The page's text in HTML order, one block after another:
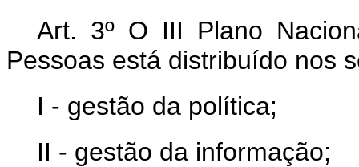
Art. 3º O III Plano
Pessoas está distribuído nos
I - gestão da política;
II - gestão da informação;